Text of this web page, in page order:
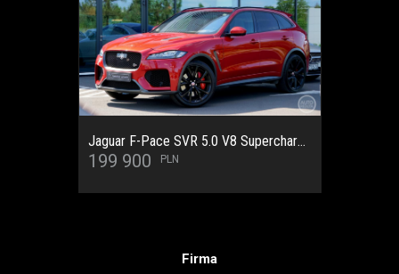
Cupra Formentor VZ 4Drive DSG 2.0 TSI 310 KM SalonPL/SerwisASO/Pamięć/Keyless/HAK/Panorama/LED/Apple/Android/Ambiente/Pakiet zimowy/Zawieszenie DCC/Bezwypadkowy/Gwarancja
124 900
Firma